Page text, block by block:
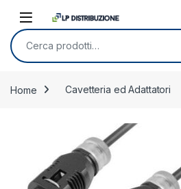
Cerca:
Home Cavetteria ed Adattatori